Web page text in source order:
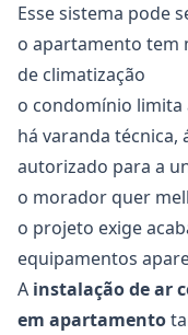
Esse sistema pode
o apartamento tem
de climatização
o condomínio limita
há varanda técnica,
autorizado para a
o morador quer
o projeto exige
equipamentos
A instalação de ar
em apartamento